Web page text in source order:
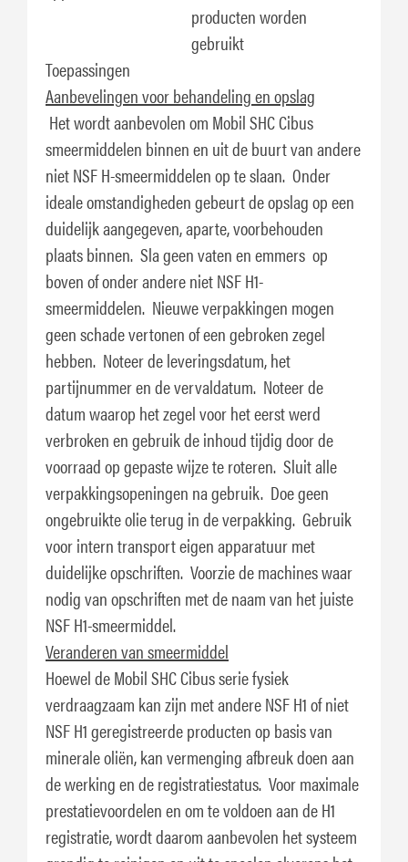
producten worden
gebruikt
Toepassingen
Aanbevelingen voor behandeling en opslag
Het wordt aanbevolen om Mobil SHC Cibus
smeermiddelen binnen en uit de buurt van andere
niet NSF H-smeermiddelen op te slaan. Onder
ideale omstandigheden gebeurt de opslag op een
duidelijk aangegeven, aparte, voorbehouden
plaats binnen. Sla geen vaten en emmers op
boven of onder andere niet NSF H1-
smeermiddelen. Nieuwe verpakkingen mogen
geen schade vertonen of een gebroken zegel
hebben. Noteer de leveringsdatum, het
partijnummer en de vervaldatum. Noteer de
datum waarop het zegel voor het eerst werd
verbroken en gebruik de inhoud tijdig door de
voorraad op gepaste wijze te roteren. Sluit alle
verpakkingsopeningen na gebruik. Doe geen
ongebruikte olie terug in de verpakking. Gebruik
voor intern transport eigen apparatuur met
duidelijke opschriften. Voorzie de machines waar
nodig van opschriften met de naam van het juiste
NSF H1-smeermiddel.
Veranderen van smeermiddel
Hoewel de Mobil SHC Cibus serie fysiek
verdraagzaam kan zijn met andere NSF H1 of niet
NSF H1 geregistreerde producten op basis van
minerale oliën, kan vermenging afbreuk doen aan
de werking en de registratiestatus. Voor maximale
prestatievoordelen en om te voldoen aan de H1
registratie, wordt daarom aanbevolen het systeem